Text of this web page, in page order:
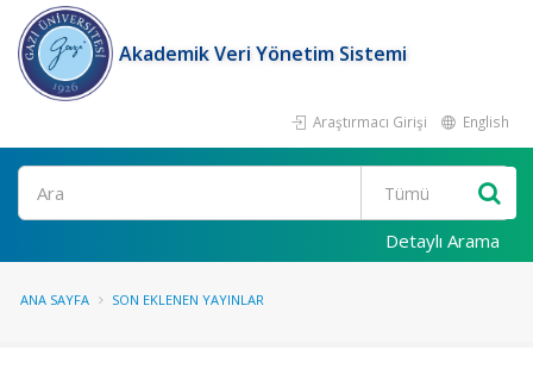
Akademik Veri Yönetim Sistemi
Araştırmacı Girişi English
Ara
Detaylı Arama
ANA SAYFA SON EKLENEN YAYINLAR